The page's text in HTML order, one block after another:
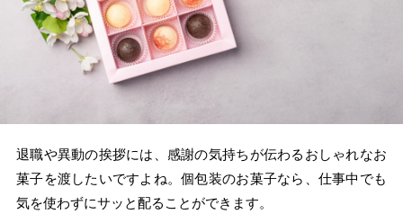
退職や異動の挨拶には、感謝の気持ちが伝わるおしゃれなお
菓子を渡したいですよね。個包装のお菓子なら、仕事中でも
気を使わずにサッと配ることができます。